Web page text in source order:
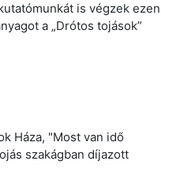
is végzek ezen
a „Drótos tojások”
Háza, "Most van idő
szakágban díjazott